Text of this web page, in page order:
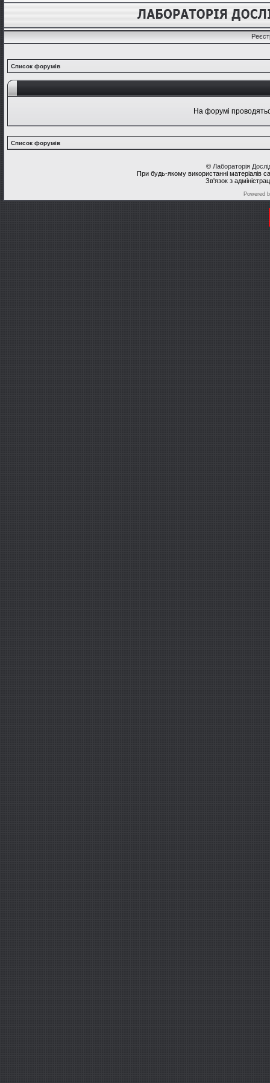
Список форумів
На форумі
Список форумів
© Лабораторія
При будь-якому використанні матеріалів
Зв'язок з
Powered